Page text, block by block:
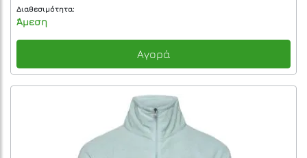
Διαθεσιμότητα:
Άμεση
Αγορά